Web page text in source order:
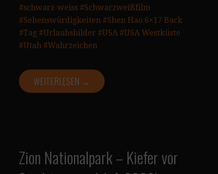
#schwarz-weiss #Schwarzweißfilm
#Sehenswürdigkeiten #Shen Hao 6×17 Back
#Tag #Urlaubsbilder #USA #USA Westküste
#Utah #Wahrzeichen
WEITERLESEN →
Zion Nationalpark – Kiefer vor